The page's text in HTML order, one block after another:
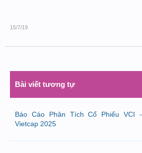
15/7/19
Bài viết tương tự
Báo Cáo Phân Tích Cổ Phiếu VCI -
Vietcap 2025